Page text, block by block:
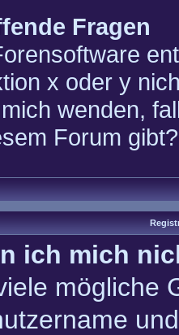
Fragen
x oder y
wenden,
Forum gibt?
ich mich
mögliche